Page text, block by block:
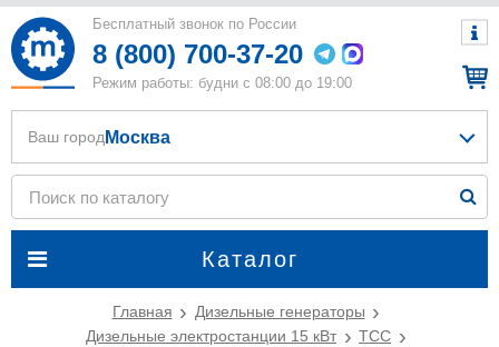
Бесплатный звонок по России
8 (800) 700-37-20
Режим работы: будни с 08:00 до 19:00
Каталог
Ваш город Москва
Главная
Дизельные генераторы
Дизельные электростанции 15 кВт
ТСС